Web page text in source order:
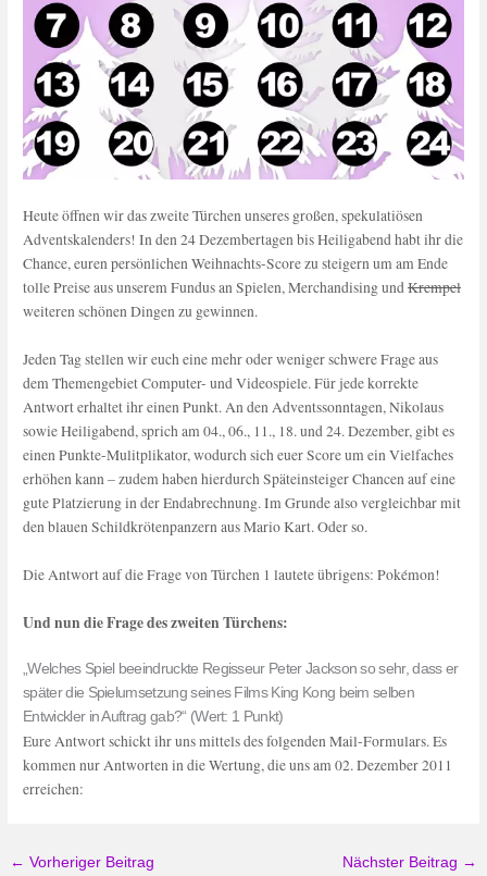
Heute öffnen wir das zweite Türchen unseres großen, spekulatiösen
Adventskalenders! In den 24 Dezembertagen bis Heiligabend habt ihr die
Chance, euren persönlichen Weihnachts-Score zu steigern um am Ende
tolle Preise aus unserem Fundus an Spielen, Merchandising undKrempel
weiteren schönen Dingen zu gewinnen.
Jeden Tag stellen wir euch eine mehr oder weniger schwere Frage aus
dem Themengebiet Computer- und Videospiele. Für jede korrekte
Antwort erhaltet ihr einen Punkt. An den Adventssonntagen, Nikolaus
sowie Heiligabend, sprich am 04., 06., 11., 18. und 24. Dezember, gibt es
einen Punkte-Mulitplikator, wodurch sich euer Score um ein Vielfaches
erhöhen kann – zudem haben hierdurch Späteinsteiger Chancen auf eine
gute Platzierung in der Endabrechnung. Im Grunde also vergleichbar mit
den blauen Schildkrötenpanzern aus Mario Kart. Oder so.
Die Antwort auf die Frage von Türchen 1 lautete übrigens: Pokémon!
Und nun die Frage des zweiten Türchens:
„Welches Spiel beeindruckte Regisseur Peter Jackson so sehr, dass er
später die Spielumsetzung seines Films King Kong beim selben
Entwickler in Auftrag gab?“ (Wert: 1 Punkt)
Eure Antwort schickt ihr uns mittels des folgenden Mail-Formulars. Es
kommen nur Antworten in die Wertung, die uns am 02. Dezember 2011
erreichen:
← Vorheriger Beitrag Nächster Beitrag →